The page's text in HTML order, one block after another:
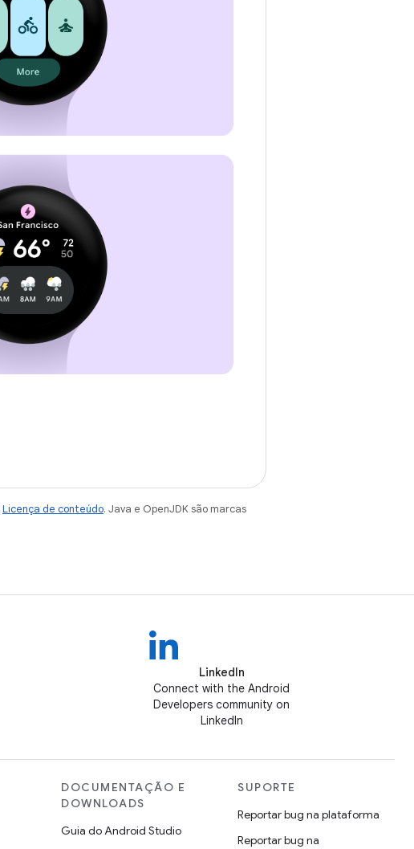
Licença de conteúdo. Java e OpenJDK são marcas
LinkedIn
Connect with the Android
Developers community on
LinkedIn
DOCUMENTAÇÃO E
DOWNLOADS
Guia do Android Studio
SUPORTE
Reportar bug na plataforma
Reportar bug na